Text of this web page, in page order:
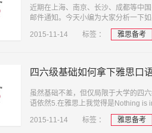
近期在上海、南京、长沙、成都等中
邮件通知。今天小编为大家分析一下
2015-11-14
标签 ： 雅思备考
四六级基础如何拿下雅思口
虽然基础不差，但仅局限于大学的四
语依然5.在雅思上我觉得是Nothing is
2015-11-14
标签 ： 雅思备考